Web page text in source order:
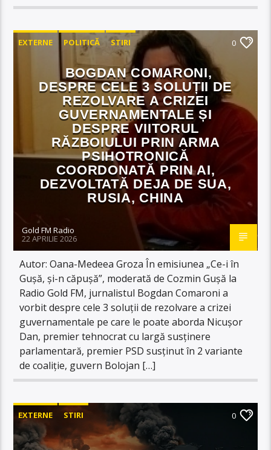
EXTERNE POLITICĂ STIRI 0
BOGDAN COMARONI,
DESPRE CELE 3 SOLUȚII DE
REZOLVARE A CRIZEI
GUVERNAMENTALE ȘI
DESPRE VIITORUL
RĂZBOIULUI PRIN ARMA
PSIHOTRONICĂ
COORDONATĂ PRIN AI,
DEZVOLTATĂ DEJA DE SUA,
RUSIA, CHINA
Gold FM Radio
22 APRILIE 2026
Autor: Oana-Medeea Groza În emisiunea „Ce-i în
Gușă, și-n căpușă”, moderată de Cozmin Gușă la
Radio Gold FM, jurnalistul Bogdan Comaroni a
vorbit despre cele 3 soluții de rezolvare a crizei
guvernamentale pe care le poate aborda Nicușor
Dan, premier tehnocrat cu largă susținere
parlamentară, premier PSD susținut în 2 variante
de coaliție, guvern Bolojan […]
EXTERNE STIRI 0